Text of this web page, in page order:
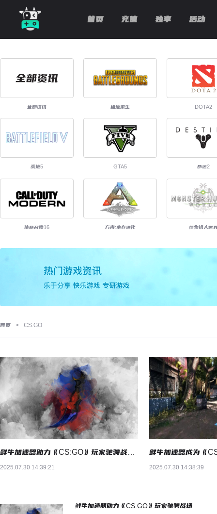
首页 充值 独享 活动
全部资讯 绝地求生 DOTA2
战地5 GTA5 命运2
使命召唤16 方舟:生存进化 怪物猎人世
首页 > CS:GO
鲜牛加速器助力《CS:GO》玩家驰骋战场——鲜牛网游加速器
2025.07.30 14:39:21 2025.07.30 14:38:39
鲜牛加速器助力《CS:GO》玩家驰骋战场